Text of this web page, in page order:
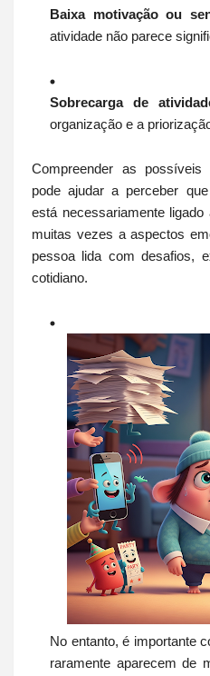
Baixa motivação ou
atividade não parece
Sobrecarga de
organização e a
Compreender as
pode ajudar a perceber
está necessariamente
muitas vezes a aspectos
pessoa lida com desafios,
cotidiano.
No entanto, é importante
raramente aparecem de